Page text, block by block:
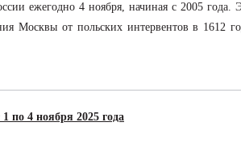
ежегодно 4 ноября, начиная с 2005 года.
Москвы от польских интервентов в 1612
по 4 ноября 2025 года